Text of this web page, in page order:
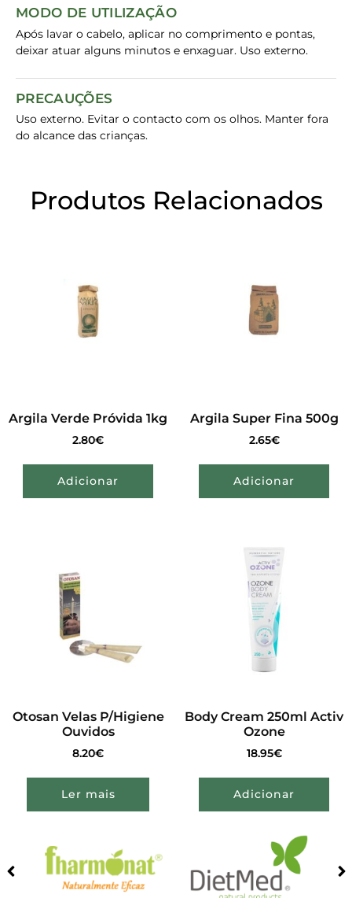
MODO DE UTILIZAÇÃO
Após lavar o cabelo, aplicar no comprimento e pontas,
deixar atuar alguns minutos e enxaguar. Uso externo.
PRECAUÇÕES
Uso externo. Evitar o contacto com os olhos. Manter fora
do alcance das crianças.
Produtos Relacionados
Argila Verde Próvida 1kg
2.80€
Adicionar
Argila Super Fina 500g
2.65€
Adicionar
Otosan Velas P/Higiene
Ouvidos
8.20€
Ler mais
Body Cream 250ml Activ
Ozone
18.95€
Adicionar